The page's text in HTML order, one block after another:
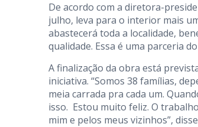
De acordo com a diretora-
julho, leva para o interior mais
abastecerá toda a localidade,
qualidade. Essa é uma parceria
A finalização da obra está
iniciativa. “Somos 38 famílias,
meia carrada pra cada um.
isso. Estou muito feliz. O
mim e pelos meus vizinhos”,